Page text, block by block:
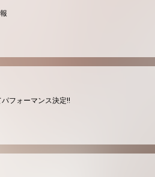
フォーマンス決定!!